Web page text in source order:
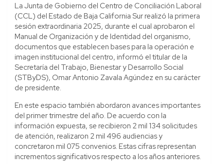
La Junta de Gobierno del Centro de Conciliación Laboral
(CCL) del Estado de Baja California Sur realizó la primera
sesión extraordinaria 2025, durante el cual aprobaron el
Manual de Organización y de Identidad del organismo,
documentos que establecen bases para la operación e
imagen institucional del centro, informó el titular de la
Secretaría del Trabajo, Bienestar y Desarrollo Social
(STByDS), Omar Antonio Zavala Agúndez en su carácter
de presidente.
En este espacio también abordaron avances importantes
del primer trimestre del año. De acuerdo con la
información expuesta, se recibieron 2 mil 134 solicitudes
de atención, realizaron 2 mil 496 audiencias y
concretaron mil 075 convenios. Estas cifras representan
incrementos significativos respecto a los años anteriores.